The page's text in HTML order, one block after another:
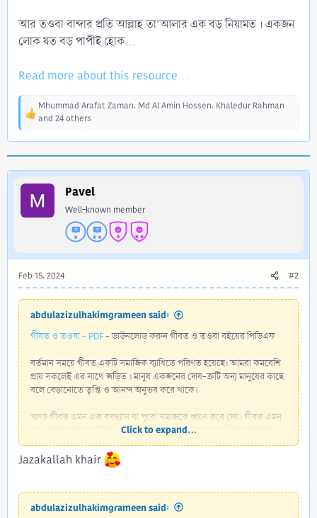
আর তওবা বান্দার প্রতি আল্লাহ তা’আলার এক বড় নিয়ামত । একজন
লোক যত বড় পাপীই হোক...
Read more about this resource...
R
e
a
c
t
i
s
Mhummad Arafat Zaman, Md Al Amin Hossen, Khaledur Rahman
and 24 others
Pavel
Well-known member
Feb 15, 2024 #2
abdulazizulhakimgrameen said:
গীবত ও তওবা - PDF- ডাউনলোড করুন গীবত ও তওবা বইয়ের পিডিএফ
বর্তমান সময়ে গীবত একটি সমাজিক ব্যাধিতে পরিণত হয়েছে। আমরা কমবেশি
প্রায় সকলেই এর সাথে জড়িত । মানুষ একজনের দোষ-ত্রুটি অন্য মানুষের কাছে
বলে বেড়ানোতে তৃপ্তি ও আনন্দ অনুভব করে থাকে।
অথচ গীবত এমন এক বদভ্যাস যা পুরো সমাজকে ধ্বংস করে দেয়। গীবত এমন
এক নেশার বস্তু যা মুমিনের নেক আমলকে বাতিল করে দেয় গীবত জঘন্যতম
অপরাধ। গীবত করা মৃত ভাইয়ের গোশত খাওয়ার সমান। তাই আমাদেরকে
অবশ্যই গীবত বা পরচর্চা থেকে দূরে থাকতে হবে ।
Click to expand...
Jazakallah khair
abdulazizulhakimgrameen said: